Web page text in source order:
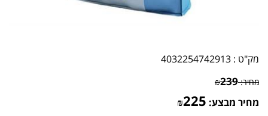
מק"ט : 4032254742913
מחיר: ₪239
מחיר מבצע: ₪225